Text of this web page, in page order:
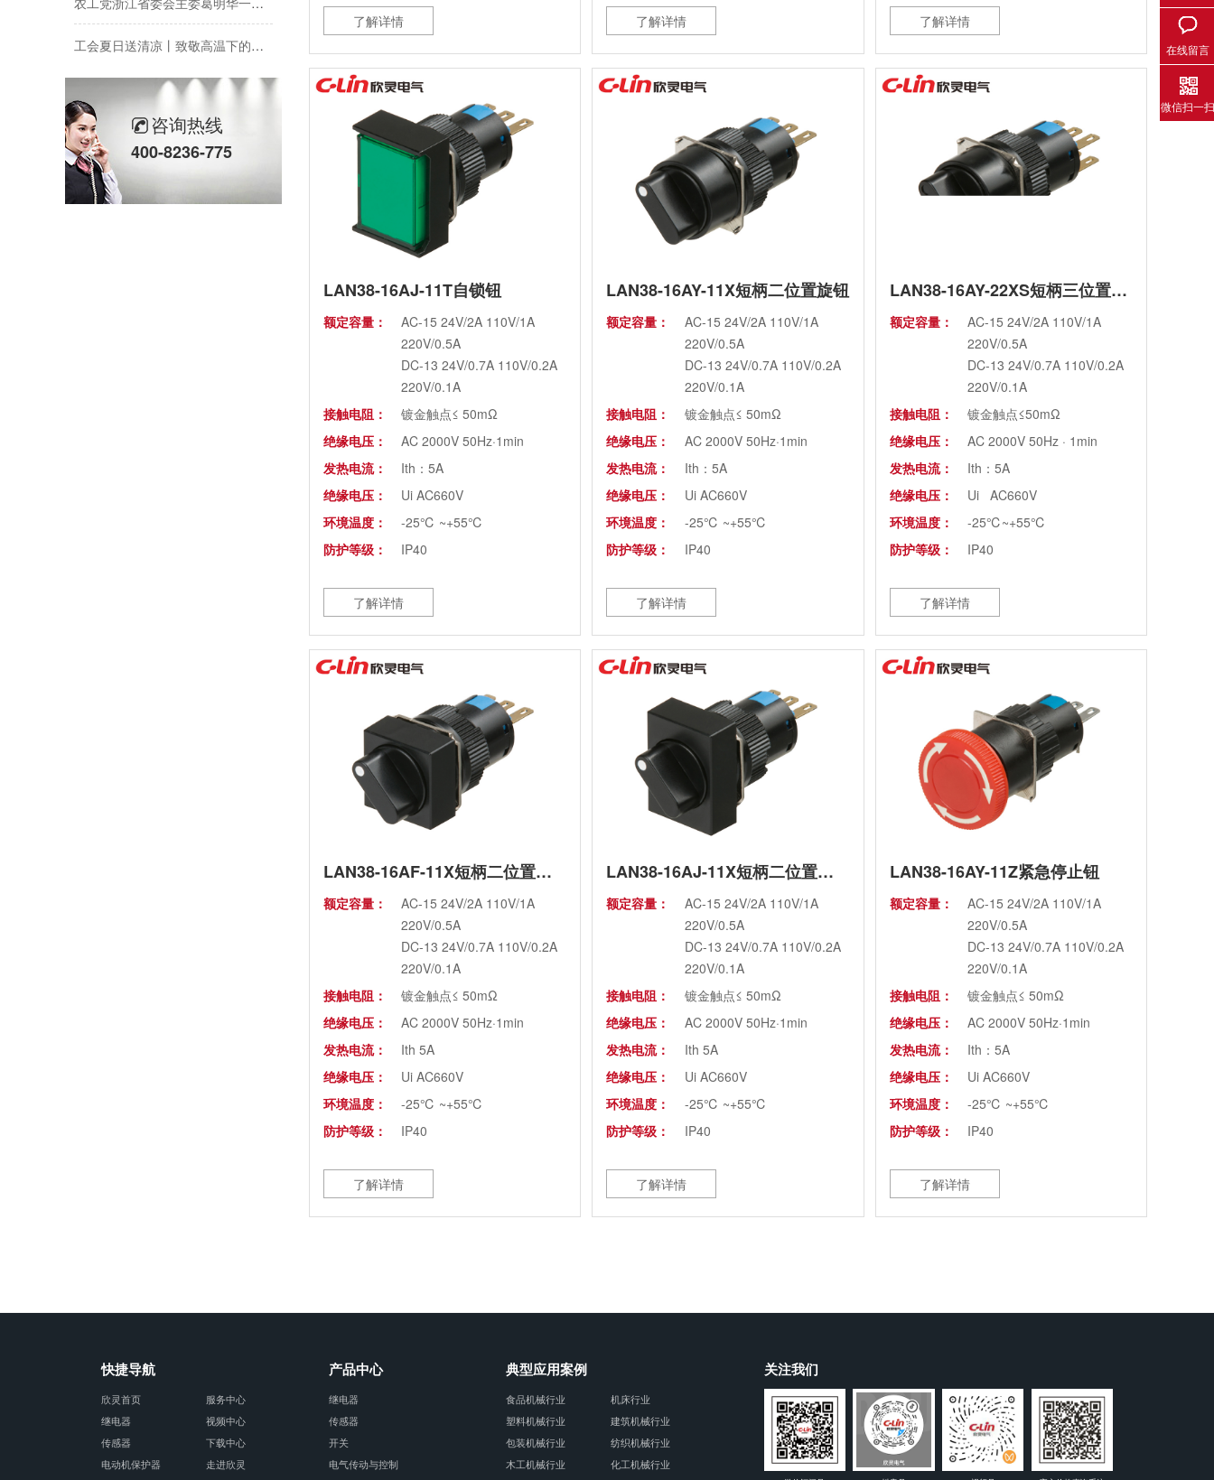
了解详情 了解详情 了解详情
LAN38-16AJ-11T自锁钮
额定容量：
AC-15 24V/2A 110V/1A
220V/0.5A
DC-13 24V/0.7A 110V/0.2A
220V/0.1A
接触电阻：
镀金触点≤ 50mΩ
绝缘电压：
AC 2000V 50Hz·1min
发热电流：
Ith：5A
绝缘电压：
Ui AC660V
环境温度：
-25℃ ~+55℃
防护等级：
IP40
了解详情
LAN38-16AY-11X短柄二位置旋钮
额定容量：
AC-15 24V/2A 110V/1A
220V/0.5A
DC-13 24V/0.7A 110V/0.2A
220V/0.1A
接触电阻：
镀金触点≤ 50mΩ
绝缘电压：
AC 2000V 50Hz·1min
发热电流：
Ith：5A
绝缘电压：
Ui AC660V
环境温度：
-25℃ ~+55℃
防护等级：
IP40
了解详情
LAN38-16AY-22XS短柄三位置旋钮
额定容量：
AC-15 24V/2A 110V/1A
220V/0.5A
DC-13 24V/0.7A 110V/0.2A
220V/0.1A
接触电阻：
镀金触点≤50mΩ
绝缘电压：
AC 2000V 50Hz · 1min
发热电流：
Ith：5A
绝缘电压：
Ui AC660V
环境温度：
-25℃~+55℃
防护等级：
IP40
了解详情
LAN38-16AF-11X短柄二位置旋钮
额定容量：
AC-15 24V/2A 110V/1A
220V/0.5A
DC-13 24V/0.7A 110V/0.2A
220V/0.1A
接触电阻：
镀金触点≤ 50mΩ
绝缘电压：
AC 2000V 50Hz·1min
发热电流：
Ith 5A
绝缘电压：
Ui AC660V
环境温度：
-25℃ ~+55℃
防护等级：
IP40
了解详情
LAN38-16AJ-11X短柄二位置旋钮
额定容量：
AC-15 24V/2A 110V/1A
220V/0.5A
DC-13 24V/0.7A 110V/0.2A
220V/0.1A
接触电阻：
镀金触点≤ 50mΩ
绝缘电压：
AC 2000V 50Hz·1min
发热电流：
Ith 5A
绝缘电压：
Ui AC660V
环境温度：
-25℃ ~+55℃
防护等级：
IP40
了解详情
LAN38-16AY-11Z紧急停止钮
额定容量：
AC-15 24V/2A 110V/1A
220V/0.5A
DC-13 24V/0.7A 110V/0.2A
220V/0.1A
接触电阻：
镀金触点≤ 50mΩ
绝缘电压：
AC 2000V 50Hz·1min
发热电流：
Ith：5A
绝缘电压：
Ui AC660V
环境温度：
-25℃ ~+55℃
防护等级：
IP40
了解详情
欣灵党建之行 寻访红色“旗”迹
欣灵“粽”头戏丨乐享『端午游园会』
以母爱为名丨执扇寻夏 共赴一场美好花事
咨询热线
400-8236-775
快捷导航
欣灵首页
服务中心
继电器
视频中心
传感器
下载中心
电动机保护器
走进欣灵
产品中心
继电器
传感器
开关
电气传动与控制
典型应用案例
食品机械行业
机床行业
塑料机械行业
建筑机械行业
包装机械行业
纺织机械行业
木工机械行业
化工机械行业
关注我们
在线留言
微信扫一扫